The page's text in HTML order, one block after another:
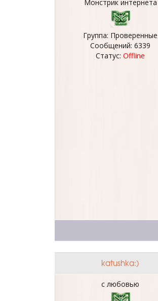
Монстрик интернета
Группа: Проверенные
Сообщений: 6339
Статус: Offline
katushka:)
с любовью